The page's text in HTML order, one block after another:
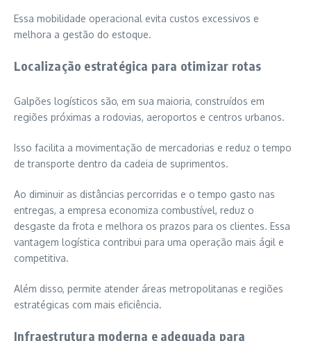
Essa mobilidade operacional evita custos excessivos e
melhora a gestão do estoque.
Localização estratégica para otimizar rotas
Galpões logísticos são, em sua maioria, construídos em
regiões próximas a rodovias, aeroportos e centros urbanos.
Isso facilita a movimentação de mercadorias e reduz o tempo
de transporte dentro da cadeia de suprimentos.
Ao diminuir as distâncias percorridas e o tempo gasto nas
entregas, a empresa economiza combustível, reduz o
desgaste da frota e melhora os prazos para os clientes. Essa
vantagem logística contribui para uma operação mais ágil e
competitiva.
Além disso, permite atender áreas metropolitanas e regiões
estratégicas com mais eficiência.
Infraestrutura moderna e adequada para